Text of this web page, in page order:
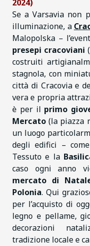
2024)
Se a Varsavia non
illuminazione, a
Malopolska –
presepi cracoviani
costruiti
stagnola, con
città di Cracovia e
vera e propria
è per il primo
Mercato (la piazza
un luogo
degli edifici –
Tessuto e la
caso ogni anno
mercato di
Polonia. Qui
per l’acquisto di
legno e pellame,
decorazioni
tradizione locale e